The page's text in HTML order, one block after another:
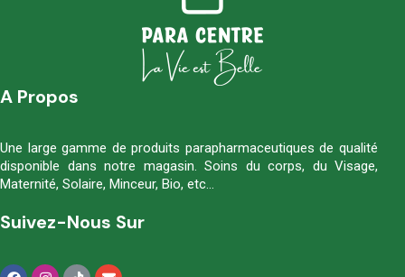
A Propos
Une large gamme de produits parapharmaceutiques de qualité
disponible dans notre magasin. Soins du corps, du Visage,
Maternité, Solaire, Minceur, Bio, etc…
Suivez-Nous Sur